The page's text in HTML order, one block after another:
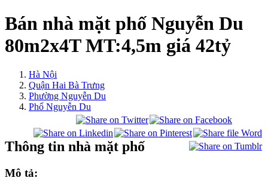
Bán nhà mặt phố Nguyễn Du
80m2x4T MT:4,5m giá 42tỷ
Hà Nội
Quận Hai Bà Trưng
Phường Nguyễn Du
Phố Nguyễn Du
Thông tin nhà mặt phố
Mô tả: